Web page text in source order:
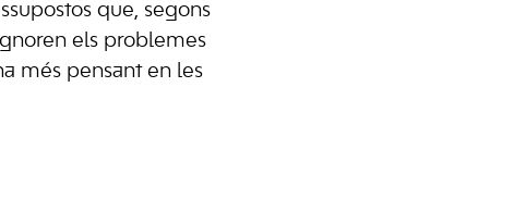
que, segons
els problemes
més pensant en les